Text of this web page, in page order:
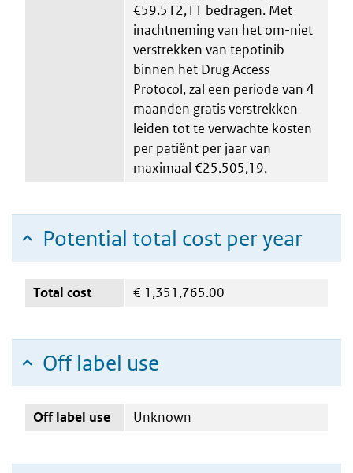
€59.512,11 bedragen. Met
inachtneming van het om-niet
verstrekken van tepotinib
binnen het Drug Access
Protocol, zal een periode van 4
maanden gratis verstrekken
leiden tot te verwachte kosten
per patiënt per jaar van
maximaal €25.505,19.
Potential total cost per year
Total cost € 1,351,765.00
Off label use
Off label use Unknown